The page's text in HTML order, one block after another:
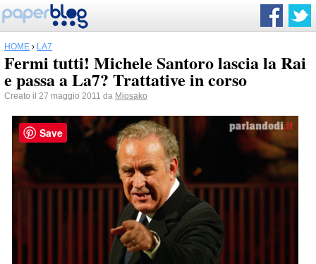
HOME › LA7
Fermi tutti! Michele Santoro lascia la Rai
e passa a La7? Trattative in corso
Creato il 27 maggio 2011 da Miosako
Save